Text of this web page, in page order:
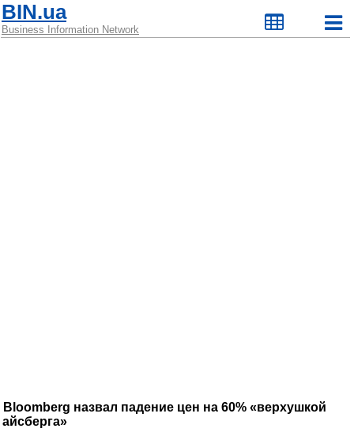
BIN.ua
Business Information Network
Bloomberg назвал падение цен на 60% «верхушкой
айсберга»